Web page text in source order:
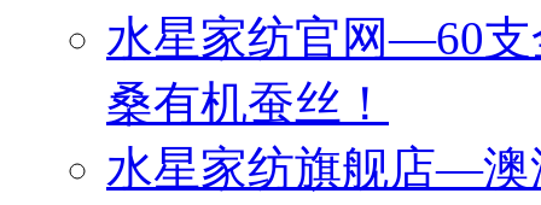
水星家纺官网—60
桑有机蚕丝！
水星家纺旗舰店—澳